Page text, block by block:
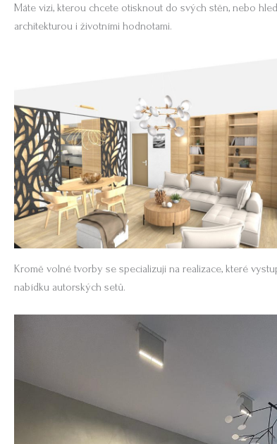
Máte vizi, kterou chcete otisknout do svých stěn, nebo
architekturou i životními hodnotami.
Kromě volné tvorby se specializuji na realizace, které
nabídku autorských setů.